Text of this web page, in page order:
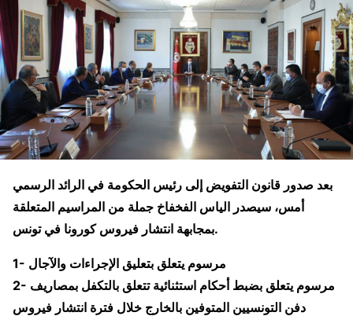
بعد صدور قانون التفويض إلى رئيس الحكومة في الرائد الرسمي
أمس، سيصدر الياس الفخفاخ جملة من المراسيم المتعلقة
بمجابهة انتشار فيروس كورونا في تونس.
1- مرسوم يتعلق بتعليق الإجراءات والآجال
2- مرسوم يتعلق بضبط أحكام استثنائية تتعلق بالتكفل بمصاريف
دفن التونسيين المتوفين بالخارج خلال فترة انتشار فيروس